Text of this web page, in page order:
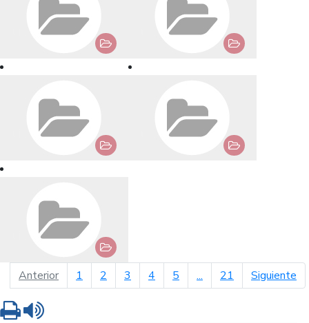
Anteriorpágina anterior
1 2 3 4 5 ... 21 Siguiente
Imprimir